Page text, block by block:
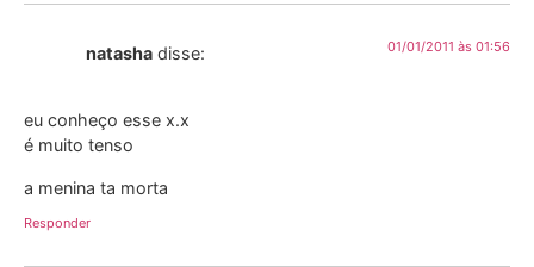
natasha disse: 01/01/2011 às 01:56
eu conheço esse x.x
é muito tenso
a menina ta morta
Responder